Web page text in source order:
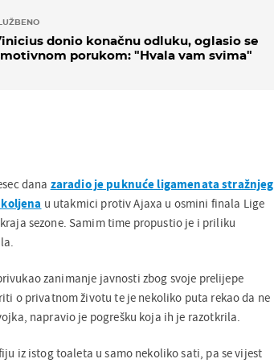
donio konačnu odluku, oglasio se
porukom: "Hvala vam svima"
dana zaradio je puknuće ligamenata stražnjeg
u utakmici protiv Ajaxa u osmini finala Lige
sezone. Samim time propustio je i priliku
zanimanje javnosti zbog svoje prelijepe
o privatnom životu te je nekoliko puta rekao da ne
napravio je pogrešku koja ih je razotkrila.
iz istog toaleta u samo nekoliko sati, pa se vijest